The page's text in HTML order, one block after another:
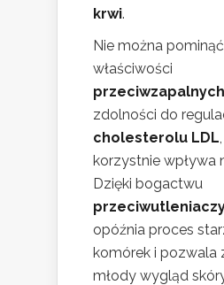
krwi.
Nie można
właściwości
przeciwzapalnych
zdolności do
cholesterolu LDL
korzystnie wpływa
Dzięki bogactwu
opóźnia proces
komórek i pozwala
młody wygląd